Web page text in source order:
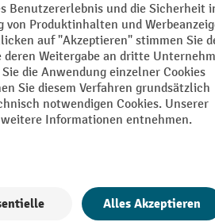
Spannung
Technische Eigenschaften
Tiefe